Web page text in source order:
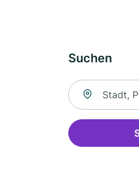
Suchen
Suche nach Ort